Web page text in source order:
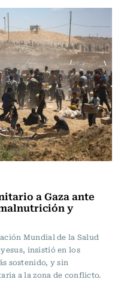
a Gaza ante
y
Mundial de la Salud
insistió en los
sostenido, y sin
a la zona de conflicto.